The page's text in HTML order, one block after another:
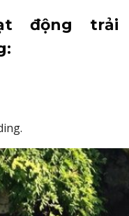
động trải